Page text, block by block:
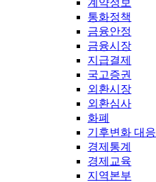
통화정책
금융안정
금융시장
지급결제
국고증권
외환시장
외환심사
화폐
기후변화 대응
경제통계
경제교육
지역본부